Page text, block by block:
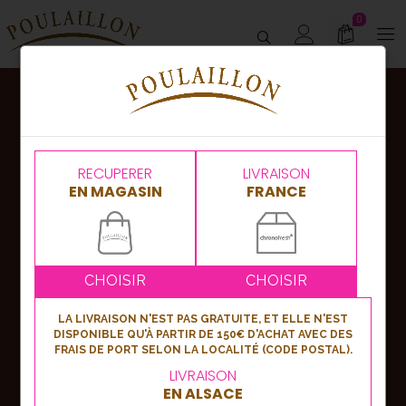
0
Abonnez-vous
à notre newsletter !
Nouveautés, bons plans ou événements,
soyez les premiers informés en vous
inscrivant à notre newsletter !
S'inscrire
RECUPERER
EN MAGASIN
CHOISIR
LA LIVRAISON N'EST PAS GRATUITE, ET ELLE N'EST
DISPONIBLE QU'À PARTIR DE 150€ D'ACHAT AVEC DES
FRAIS DE PORT SELON LA LOCALITÉ (CODE POSTAL).
LIVRAISON
EN ALSACE
LIVRAISON
FRANCE
CHOISIR